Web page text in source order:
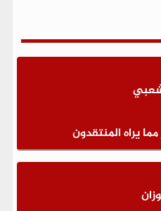
يراه المنتقدون